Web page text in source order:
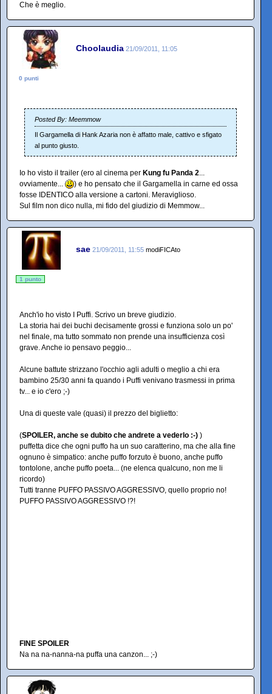
Che è meglio.
Choolaudia 21/09/2011, 11:05
0 punti
Posted By: Meemmow
Il Gargamella di Hank Azaria non è affatto male, cattivo e sfigato
al punto giusto.
Io ho visto il trailer (ero al cinema per Kung fu Panda 2...
ovviamente...
) e ho pensato che il Gargamella in carne ed ossa
fosse IDENTICO alla versione a cartoni. Meraviglioso.
Sul film non dico nulla, mi fido del giudizio di Memmow...
sae 21/09/2011, 11:55 modiFICAto
1 punto
Anch'io ho visto I Puffi. Scrivo un breve giudizio.
La storia hai dei buchi decisamente grossi e funziona solo un po'
nel finale, ma tutto sommato non prende una insufficienza così
grave. Anche io pensavo peggio...
Alcune battute strizzano l'occhio agli adulti o meglio a chi era
bambino 25/30 anni fa quando i Puffi venivano trasmessi in prima
tv... e io c'ero ;-)
Una di queste vale (quasi) il prezzo del biglietto:
(SPOILER, anche se dubito che andrete a vederlo :-) )
puffetta dice che ogni puffo ha un suo caratterino, ma che alla fine
ognuno è simpatico: anche puffo forzuto è buono, anche puffo
tontolone, anche puffo poeta... (ne elenca qualcuno, non me li
ricordo)
Tutti tranne PUFFO PASSIVO AGGRESSIVO, quello proprio no!
PUFFO PASSIVO AGGRESSIVO !?!
FINE SPOILER
Na na na-nanna-na puffa una canzon... ;-)